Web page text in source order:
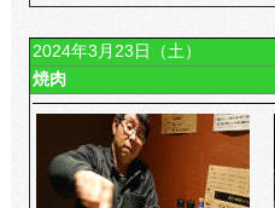
2024年3月23日（土）
焼肉